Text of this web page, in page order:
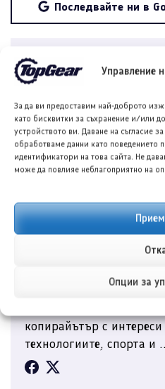
Управление
За да ви предоставим най-доброто
като бисквитки за съхранение и/или
устройството ви. Даване на съгласие
обработваме данни като поведението
идентификатори на това сайта. Не
може да повлияе неблагоприятно на
Опции за
Последвайте ни в
Споделете в социалните
Теодора Илиева
копирайътър с
технологиите, спорта и